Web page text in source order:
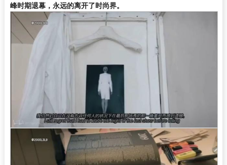
峰时期退幕，永远的离开了时尚界。